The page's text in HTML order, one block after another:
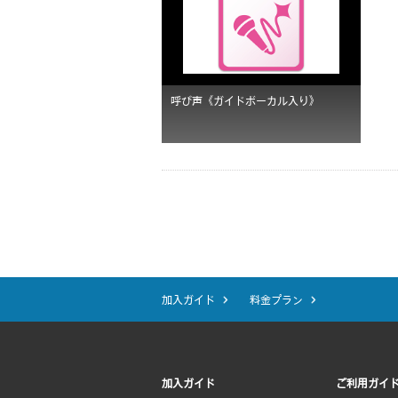
呼び声《ガイドボーカル入り》
加入ガイド 料金プラン
加入ガイド
ご利用ガイド